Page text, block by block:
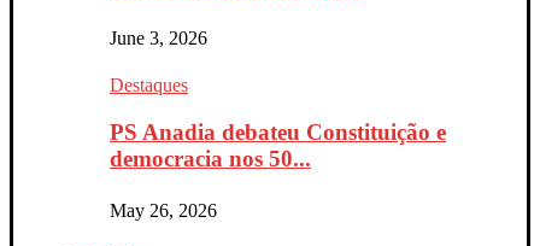
June 3, 2026
Destaques
PS Anadia debateu Constituição e
democracia nos 50...
May 26, 2026